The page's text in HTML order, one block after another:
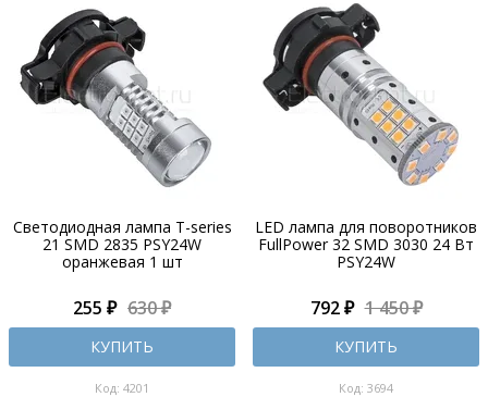
Светодиодная лампа T-series
21 SMD 2835 PSY24W
оранжевая 1 шт
255 ₽ 630 ₽
КУПИТЬ
Код: 4201
LED лампа для поворотников
FullPower 32 SMD 3030 24 Вт
PSY24W
792 ₽ 1 450 ₽
КУПИТЬ
Код: 3694